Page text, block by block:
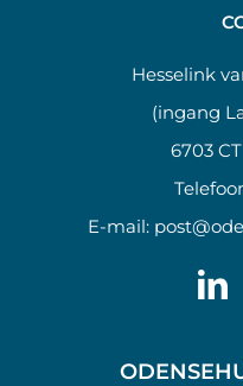
Hesselink
(ingang
6703
E-mail: